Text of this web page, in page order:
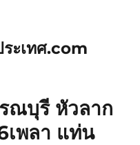
ะเทศ.com
ณบุรี หัวลาก
เพลา แท่น